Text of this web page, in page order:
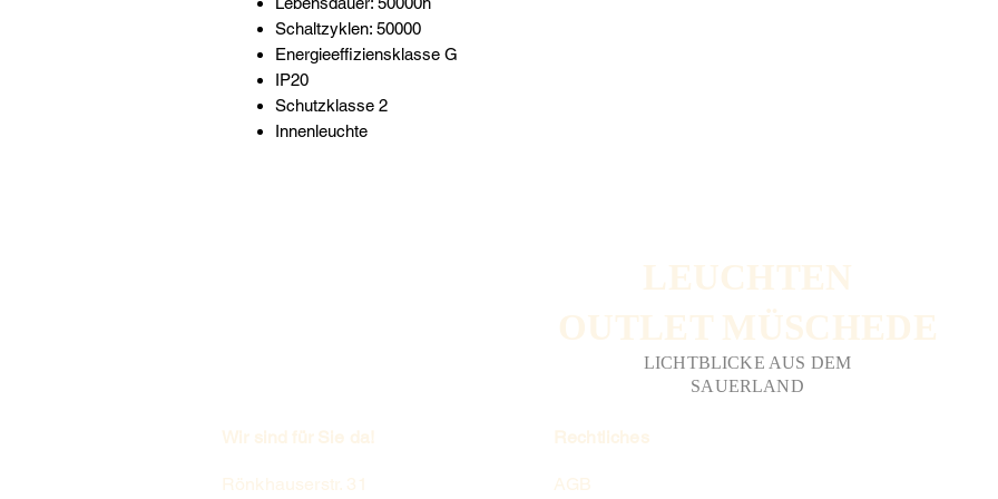
Schaltzyklen: 50000
Energieeffiziensklasse G
IP20
Schutzklasse 2
Innenleuchte
LEUCHTEN
OUTLET MÜSCHEDE
LICHTBLICKE AUS DEM
SAUERLAND
Wir sind für Sie da!
Rönkhauserstr. 31
Rechtliches
AGB